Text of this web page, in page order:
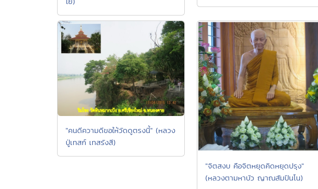
"คนดีความดีขอให้วัดดูตรงนี้" (หลวง
ปู่เทสก์ เทสรังสี)
"จิตสงบ คือจิตหยุดคิดหยุดปรุง"
(หลวงตามหาบัว ญาณสัมปันโน)